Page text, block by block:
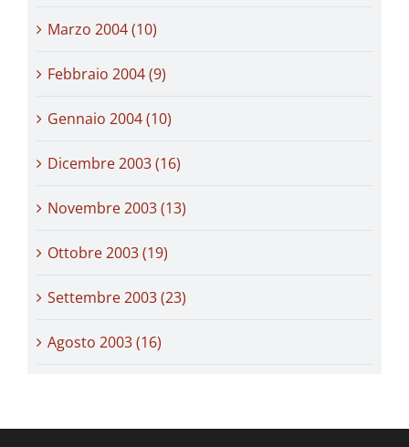
Marzo 2004 (10)
Febbraio 2004 (9)
Gennaio 2004 (10)
Dicembre 2003 (16)
Novembre 2003 (13)
Ottobre 2003 (19)
Settembre 2003 (23)
Agosto 2003 (16)